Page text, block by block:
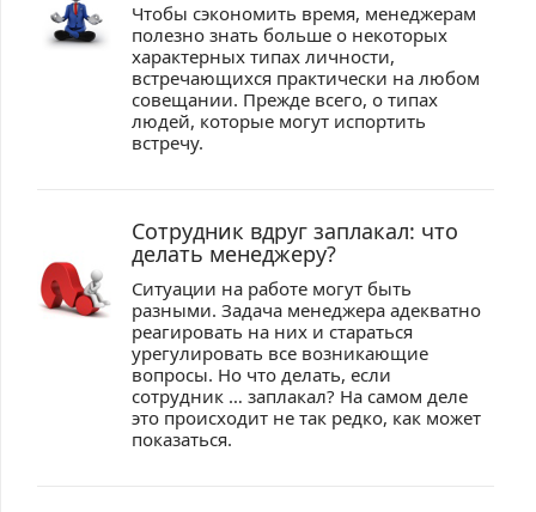
Чтобы сэкономить время, менеджерам
полезно знать больше о некоторых
характерных типах личности,
встречающихся практически на любом
совещании. Прежде всего, о типах
людей, которые могут испортить
встречу.
Сотрудник вдруг заплакал: что
делать менеджеру?
Ситуации на работе могут быть
разными. Задача менеджера адекватно
реагировать на них и стараться
урегулировать все возникающие
вопросы. Но что делать, если
сотрудник … заплакал? На самом деле
это происходит не так редко, как может
показаться.